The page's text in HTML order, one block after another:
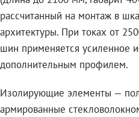
рассчитанный на монтаж в
архитектуры. При токах от
шин применяется усиленное
дополнительным профилем.
Изолирующие элементы —
армированные